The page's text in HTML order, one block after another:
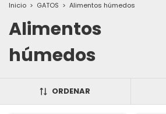
Inicio > GATOS > Alimentos húmedos
Alimentos
húmedos
ORDENAR